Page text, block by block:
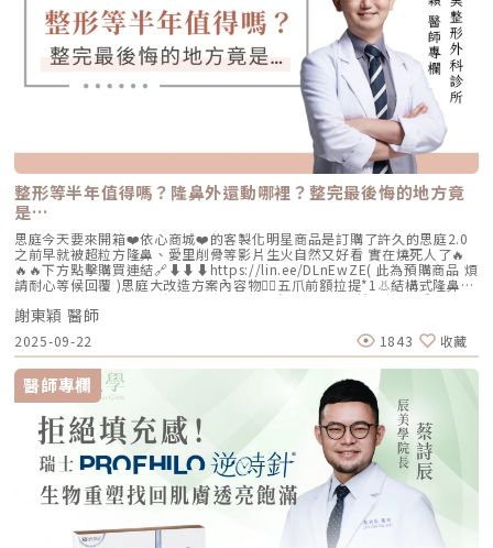
整形等半年值得嗎？隆鼻外還動哪裡？整完最後悔的地方竟
是…
思庭今天要來開箱❤️依心商城❤️的客製化明星商品是訂購了許久的思庭2.0
之前早就被超粒方隆鼻、愛里削骨等影片生火自然又好看 實在燒死人了🔥
🔥🔥下方點擊購買連結🔗⬇️⬇️⬇️https://lin.ee/DLnEwZE( 此為預購商品 煩
請耐心等候回覆 )思庭大改造方案內容物💁‍♀️五爪前額拉提*1👃結構式隆鼻*1
(加購縮鼻翼、敲鼻骨、貴族手術)👄微笑嘴角*1 (加購嘴邊肉拉提)重點摘
要：00:00 搶先看⚡⚡01:43 開箱手術方案內容物02:02 上臉眉眼分析 : 五
爪前額拉提02:36 中臉隆鼻分析 : 結構式隆鼻合併貴族手術03:58 下臉唇巴
分析 : 微笑嘴角+嘴扁肉拉提04:43 華麗買家秀05:25 五星好評分享
⭐⭐⭐⭐⭐▸▸歡迎合作洽談：followheart.marketing@gmail.com◂◂依心唯
美整形外科診所地址｜台北市信義區基隆路二段15號2樓電話｜（02）
2345-6777官方網站｜https://www.followheart.com.tw/官方諮詢｜
https://follow-heart.com/line臉書粉專｜https://follow-
heart.com/case_fbIG追起來｜https://follow-
heart.com/case_igWeChat ID｜Dr_followheart
謝東穎 醫師
2025-09-22 1843 收藏
醫師專欄